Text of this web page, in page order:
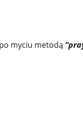
po myciu metodą